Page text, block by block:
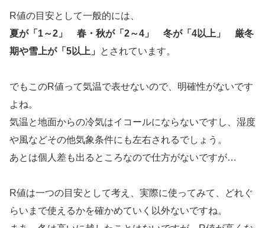
R値の目安として一般的には、
夏が「1～2」 春・秋が「2～4」 冬が「4以上」 厳冬
期や雪上が「5以上」
とされています。
でもこのR値って気温で表せないので、明確性がないです
よね。
気温と地面からの冷気はイコールにならないですし、湿度
や風などその他気象条件にも左右されるでしょう。
あとは個人差も出るところなので仕方がないですが…
R値は一つの目安として考え、実際に使ってみて、どれぐ
らいまで使えるかを確かめていく以外ないですね。